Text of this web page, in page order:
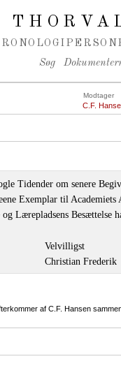
Søg
Modtager
C.F.
Tidender om senere
Exemplar til Academiets
Lærepladsens Besættelse
Velvilligst
Christian Frederik
af C.F. Hansen